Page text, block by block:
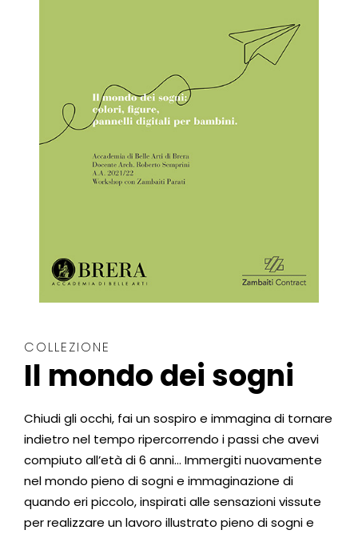
COLLEZIONE
Il mondo dei sogni
Chiudi gli occhi, fai un sospiro e immagina di tornare
indietro nel tempo ripercorrendo i passi che avevi
compiuto all’età di 6 anni… Immergiti nuovamente
nel mondo pieno di sogni e immaginazione di
quando eri piccolo, inspirati alle sensazioni vissute
per realizzare un lavoro illustrato pieno di sogni e